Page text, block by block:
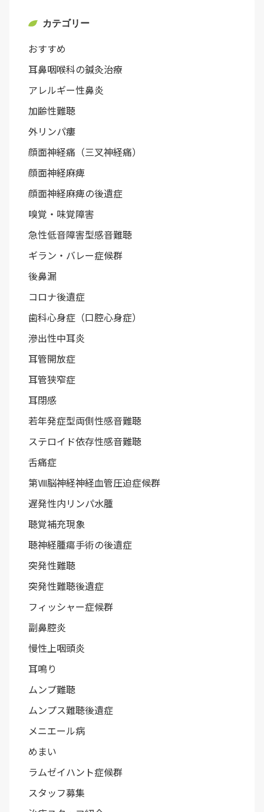
カテゴリー
おすすめ
耳鼻咽喉科の鍼灸治療
アレルギー性鼻炎
加齢性難聴
外リンパ瘻
顔面神経痛（三叉神経痛）
顔面神経麻痺
顔面神経麻痺の後遺症
嗅覚・味覚障害
急性低音障害型感音難聴
ギラン・バレー症候群
後鼻漏
コロナ後遺症
歯科心身症（口腔心身症）
滲出性中耳炎
耳管開放症
耳管狭窄症
耳閉感
若年発症型両側性感音難聴
ステロイド依存性感音難聴
舌痛症
第Ⅷ脳神経神経血管圧迫症候群
遅発性内リンパ水腫
聴覚補充現象
聴神経腫瘍手術の後遺症
突発性難聴
突発性難聴後遺症
フィッシャー症候群
副鼻腔炎
慢性上咽頭炎
耳鳴り
ムンプ難聴
ムンプス難聴後遺症
メニエール病
めまい
ラムゼイハント症候群
スタッフ募集